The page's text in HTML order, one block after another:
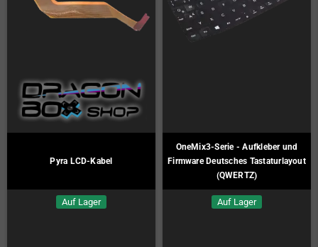
Pyra LCD-Kabel
Auf Lager
OneMix3-Serie - Aufkleber und
Firmware Deutsches Tastaturlayout
(QWERTZ)
Auf Lager